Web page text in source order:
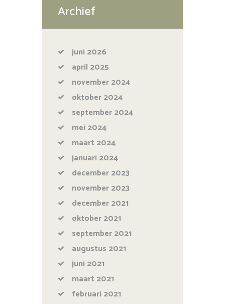
Archief
juni 2026
april 2025
november2024
oktober2024
september2024
mei 2024
maart2024
januari 2024
december2023
november2023
december2021
oktober2021
september2021
augustus 2021
juni 2021
maart2021
februari 2021